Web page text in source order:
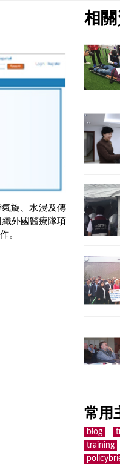
旋、水浸及傳
外國醫療隊項
。
相關
常用
blog
training